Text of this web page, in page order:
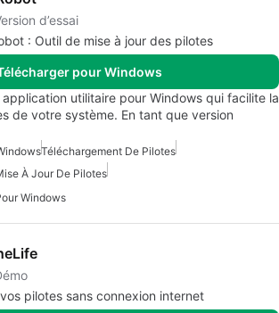
d’essai
: Outil de mise à jour des pilotes
pour Windows
utilitaire pour Windows qui facilite la
de votre système. En tant que version
Téléchargement De Pilotes
À Jour De Pilotes
Windows
pilotes sans connexion internet